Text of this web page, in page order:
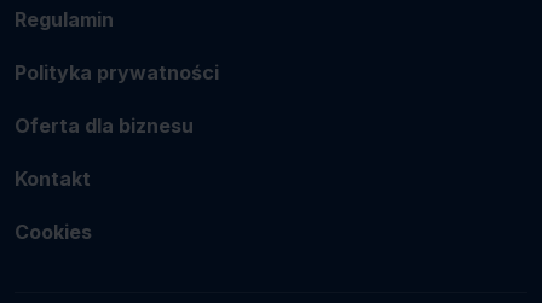
Regulamin
Polityka prywatności
Oferta dla biznesu
Kontakt
Cookies